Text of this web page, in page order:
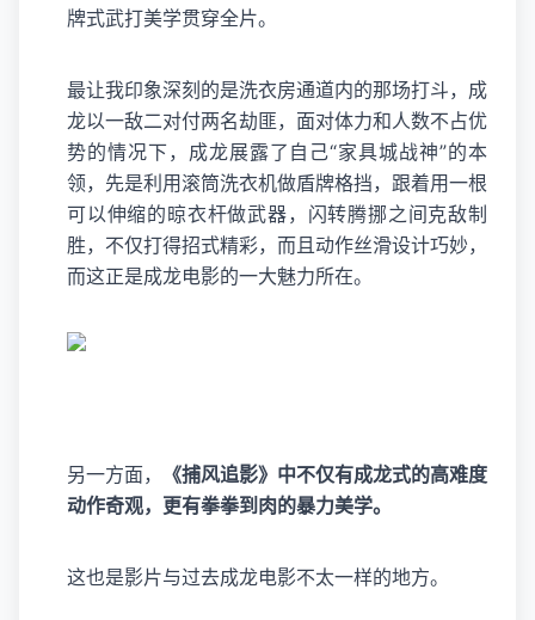
牌式武打美学贯穿全片。
最让我印象深刻的是洗衣房通道内的那场打斗，成
龙以一敌二对付两名劫匪，面对体力和人数不占优
势的情况下，成龙展露了自己“家具城战神”的本
领，先是利用滚筒洗衣机做盾牌格挡，跟着用一根
可以伸缩的晾衣杆做武器，闪转腾挪之间克敌制
胜，不仅打得招式精彩，而且动作丝滑设计巧妙，
而这正是成龙电影的一大魅力所在。
另一方面，
《捕风追影》中不仅有成龙式的高难度
动作奇观，更有拳拳到肉的暴力美学。
这也是影片与过去成龙电影不太一样的地方。